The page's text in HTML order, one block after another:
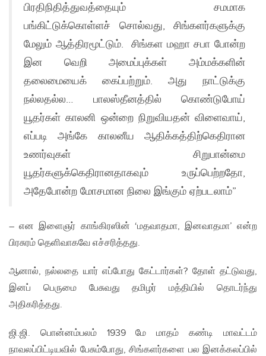
பிரதிநிதித்துவத்தையும் சமமாக
பங்கிட்டுக்கொள்ளச் சொல்வது, சிங்களர்களுக்கு
மேலும் ஆத்திரமூட்டும். சிங்கள மஹா சபா போன்ற
இன வெறி அமைப்புக்கள் அம்மக்களின்
தலைமையைக் கைப்பற்றும். அது நாட்டுக்கு
நல்லதல்ல… பாலஸ்தீனத்தில் கொண்டுபோய்
யூதர்கள் காலனி ஒன்றை நிறுவியதன் விளைவாய்,
எப்படி அங்கே காலனீய ஆதிக்கத்திற்கெதிரான
உணர்வுகள் சிறுபான்மை
யூதர்களுக்கெதிரானதாகவும் உருப்பெற்றதோ,
அதேபோன்ற மோசமான நிலை இங்கும் ஏற்படலாம்”
– என இளைஞர் காங்கிரஸின் ‘மதவாதமா, இனவாதமா’ என்ற
பிரசுரம் தெளிவாகவே எச்சரித்தது.
ஆனால், நல்லதை யார் எப்போது கேட்டார்கள்? தோள் தட்டுவது,
இனப் பெருமை பேசுவது தமிழர் மத்தியில் தொடர்ந்து
அதிகரித்தது.
ஜி.ஜி. பொன்னம்பலம் 1939 மே மாதம் கண்டி மாவட்டம்
நாவலப்பிட்டியவில் பேசும்போது, சிங்களர்களை பல இனக்கலப்பில்